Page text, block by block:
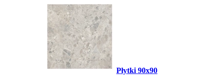
Płytki 90x90